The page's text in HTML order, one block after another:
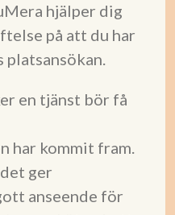
hjälper dig
på att du har
platsansökan.
en tjänst bör få
har kommit fram.
ger
anseende för